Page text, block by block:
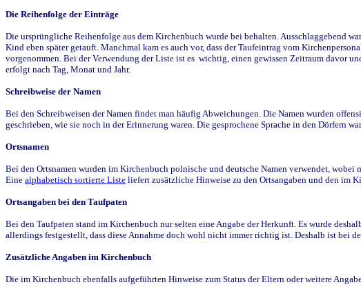
Die Reihenfolge der Einträge
Die ursprüngliche Reihenfolge aus dem Kirchenbuch wurde bei behalten. Ausschlaggebend
Kind eben später getauft. Manchmal kam es auch vor, dass der Taufeintrag vom
vorgenommen. Bei der Verwendung der Liste ist es wichtig, einen gewissen Zeitraum davor
erfolgt nach Tag, Monat und Jahr.
Schreibweise der Namen
Bei den Schreibweisen der Namen findet man häufig Abweichungen. Die Namen wurden
geschrieben, wie sie noch in der Erinnerung waren. Die gesprochene Sprache in den Dörfern
Ortsnamen
Bei den Ortsnamen wurden im Kirchenbuch polnische und deutsche Namen verwendet,
Eine alphabetisch sortierte Liste liefert zusätzliche Hinweise zu den Ortsangaben und den im
Ortsangaben bei den Taufpaten
Bei den Taufpaten stand im Kirchenbuch nur selten eine Angabe der Herkunft. Es wurde
allerdings festgestellt, dass diese Annahme doch wohl nicht immer richtig ist. Deshalb ist bei
Zusätzliche Angaben im Kirchenbuch
Die im Kirchenbuch ebenfalls aufgeführten Hinweise zum Status der Eltern oder weitere